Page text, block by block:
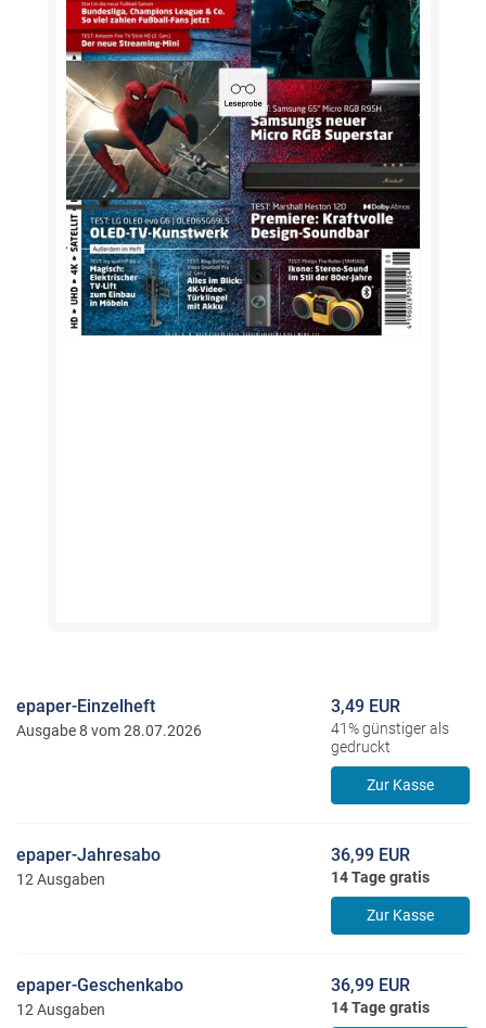
epaper-Einzelheft
Ausgabe 8 vom 28.07.2026
3,49 EUR
41% günstiger als
gedruckt
Zur Kasse
epaper-Jahresabo
12 Ausgaben
36,99 EUR
14 Tage gratis
Zur Kasse
epaper-Geschenkabo
12 Ausgaben
36,99 EUR
14 Tage gratis